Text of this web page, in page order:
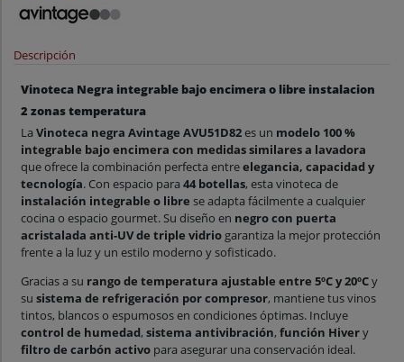
Descripción
Vinoteca Negra integrable bajo encimera o libre instalacion
2 zonas temperatura
La Vinoteca negra Avintage AVU51D82es un modelo 100 %
integrable bajo encimera con medidas similares a lavadora
que ofrece la combinación perfecta entreelegancia, capacidad y
tecnología. Con espacio para 44 botellas, esta vinoteca de
instalación integrable o libre se adapta fácilmente a cualquier
cocina o espacio gourmet. Su diseño en negro con puerta
acristalada anti-UV de triple vidrio garantiza la mejor protección
frente a la luz y un estilo moderno y sofisticado.
Gracias a su rango de temperatura ajustable entre 5ºC y 20ºCy
su sistema de refrigeración por compresor, mantiene tus vinos
tintos, blancos o espumosos en condiciones óptimas. Incluye
control de humedad, sistema antivibración, función Hivery
filtro de carbón activo para asegurar una conservación ideal.